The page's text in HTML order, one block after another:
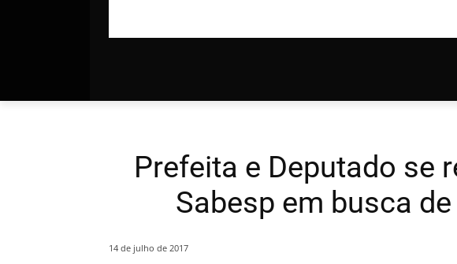
Prefeita e Deputado se
Sabesp em busca
14 de julho de 2017